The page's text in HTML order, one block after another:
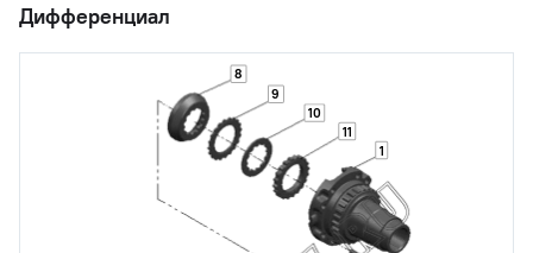
Дифференциал
1
8
9
10
11